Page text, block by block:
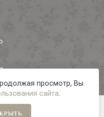
просмотр, Вы
сайта.